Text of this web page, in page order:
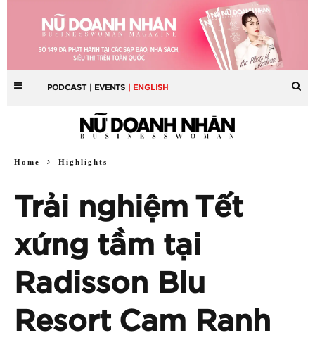
PODCAST | EVENTS | ENGLISH
Home Highlights
Trải nghiệm Tết
xứng tầm tại
Radisson Blu
Resort Cam Ranh